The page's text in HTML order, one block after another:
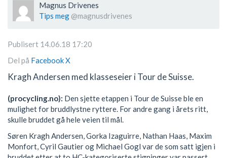
Magnus Drivenes
Tips meg @magnusdrivenes
Publisert 14.06.18 17:20
Del på FacebookX
Kragh Andersen med klasseseier i Tour de Suisse.
(procycling.no): Den sjette etappen i Tour de Suisse ble en
mulighet for bruddlystne ryttere. For andre gang i årets ritt,
skulle bruddet gå hele veien til mål.
Søren Kragh Andersen, Gorka Izaguirre, Nathan Haas, Maxim
Monfort, Cyril Gautier og Michael Gogl var de som satt igjen i